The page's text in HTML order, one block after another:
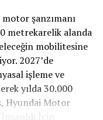
gibi yüksek tork
lastiğin zemine
E-carturkiyeekibi
Snowmaster 2
araçların
şanzımanı
metrekarelik alanda
mobilitesine
2027’de
işleme ve
yılda 30.000
Hyundai Motor
İçin